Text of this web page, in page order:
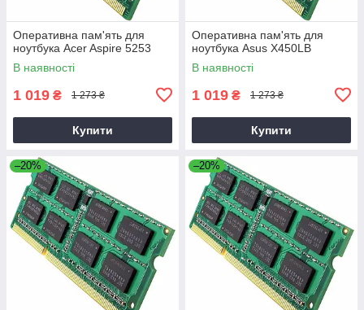
Оперативна пам'ять для
ноутбука Acer Aspire 5253
В наявності
1 019 ₴ 1 273 ₴
Купити
Оперативна пам'ять для
ноутбука Asus X450LB
В наявності
1 019 ₴ 1 273 ₴
Купити
–20% –20%